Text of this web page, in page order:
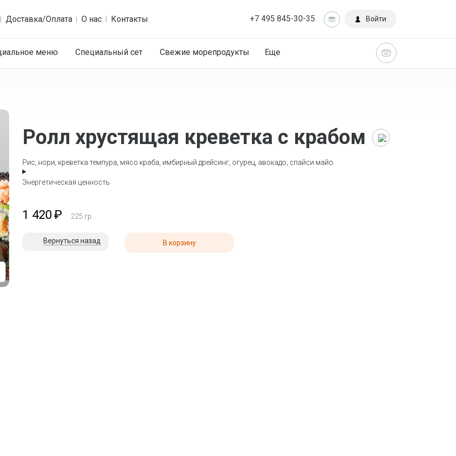
Доставка/Оплата О нас Контакты +7 495 845-30-35 Войти
меню Специальный сет Cвежие морепродукты Еще
Ролл хрустящая креветка с крабом
Рис, нори, креветка темпура, мясо краба, имбирный дрейсинг, огурец, авокадо, спайси майо
Энергетическая ценность
1 420₽ 225 гр.
Вернуться назад В корзину